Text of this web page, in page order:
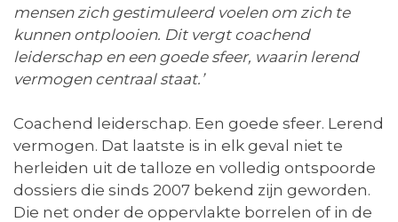
mensen zich gestimuleerd voelen om zich te
kunnen ontplooien. Dit vergt coachend
leiderschap en een goede sfeer, waarin lerend
vermogen centraal staat.’
Coachend leiderschap. Een goede sfeer. Lerend
vermogen. Dat laatste is in elk geval niet te
herleiden uit de talloze en volledig ontspoorde
dossiers die sinds 2007 bekend zijn geworden.
Die net onder de oppervlakte borrelen of in de